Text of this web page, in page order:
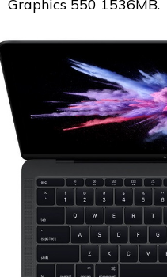
Graphics 550 1536MB.